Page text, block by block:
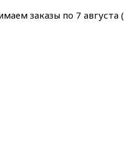
заказы по 7 августа (